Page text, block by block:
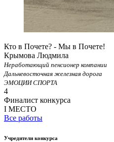
Кто в Почете? - Мы в Почете!
Крымова Людмила
Неработающий пенсионер компании
Дальневосточная железная дорога
ЭМОЦИИ СПОРТА
4
Финалист конкурса
I МЕСТО
Все работы
Учредители конкурса